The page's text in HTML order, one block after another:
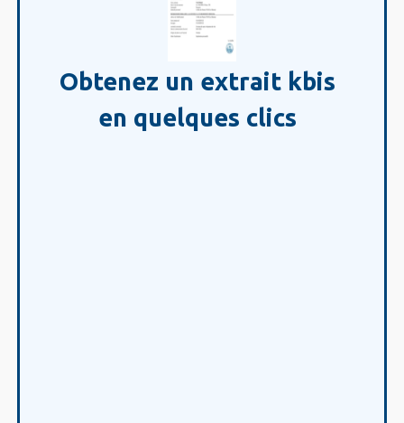
Obtenez un extrait kbis
en quelques clics